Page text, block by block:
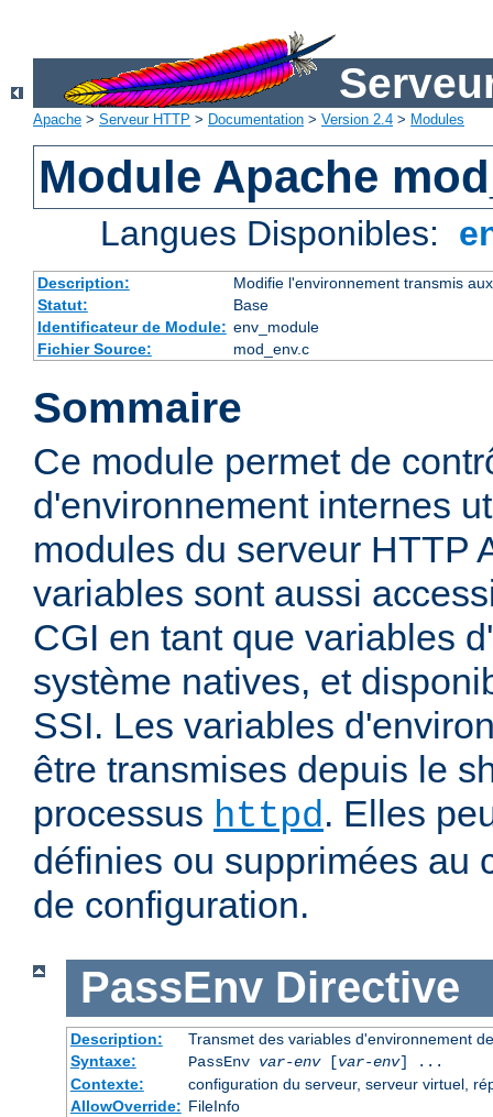
Apache > Serveur HTTP > Documentation > Version 2.4 > Modules
Module Apache
Langues Disponibles:
Description:
Modifie l'environnement transmis
Statut:
Base
Identificateur de Module: env_module
Fichier Source:
mod_env.c
Sommaire
Ce module permet de
d'environnement internes
modules du serveur HTTP
variables sont aussi
CGI en tant que variables
système natives, et
SSI. Les variables
être transmises depuis le
processus httpd. Elles
définies ou supprimées au
de configuration.
PassEnv Directive
Description:
Transmet des variables d'environnement
Syntaxe:
PassEnv var-env[var-env] ...
Contexte:
configuration du serveur, serveur virtuel,
AllowOverride: FileInfo